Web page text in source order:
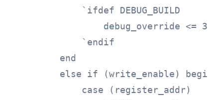
            `ifdef DEBUG_BUILD
debug_override <=
            `endif
        end
        else if (write_enable) begin
            case (register_addr)